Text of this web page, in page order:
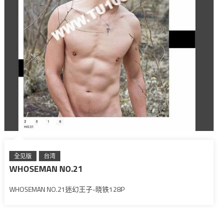
全见版 台湾
WHOSEMAN NO.21
WHOSEMAN NO.21迷幻王子-晓铁128P